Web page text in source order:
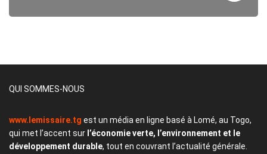
QUI SOMMES-NOUS
www.lemissaire.tg est un média en ligne basé à Lomé, au Togo,
qui met l’accent sur l’économie verte, l’environnement et le
développement durable, tout en couvrant l’actualité générale.